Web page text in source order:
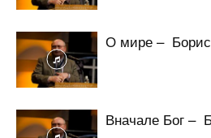
О мире –
Вначале Бог –